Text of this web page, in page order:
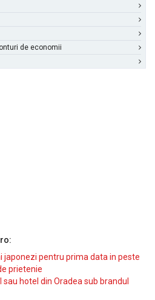
de economii
japonezi pentru prima data in peste
prietenie
hotel din Oradea sub brandul